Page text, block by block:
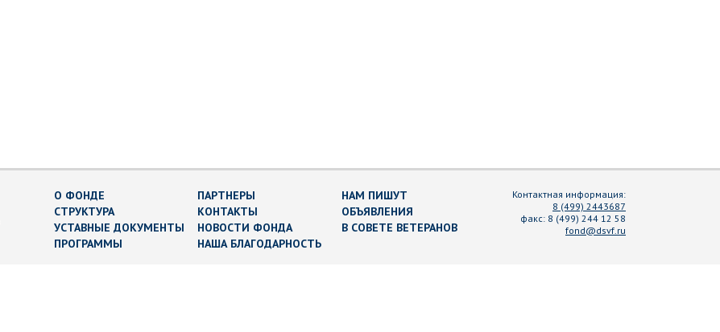
О ФОНДЕ
СТРУКТУРА
УСТАВНЫЕ ДОКУМЕНТЫ
ПРОГРАММЫ
ПАРТНЕРЫ
КОНТАКТЫ
НОВОСТИ ФОНДА
НАША БЛАГОДАРНОСТЬ
НАМ ПИШУТ
ОБЪЯВЛЕНИЯ
В СОВЕТЕ ВЕТЕРАНОВ
Контактная информация:
8 (499) 2443687
факс: 8 (499) 244 12 58
fond@dsvf.ru